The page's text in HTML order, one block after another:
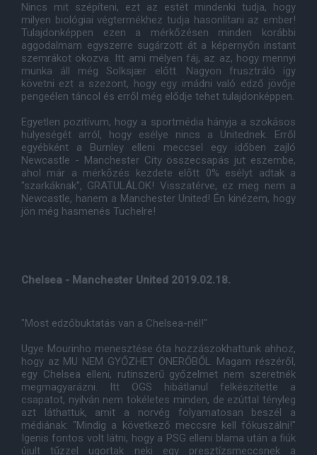
Nincs mit szépíteni, ezt az estét mindenki tudja, hogy
milyen biológiai végtermékhez tudja hasonlítani az ember!
Tulajdonképpen ezen a mérkőzésen minden korábbi
aggodalmam egyszerre sugárzott át a képernyőn instant
szemrákot okozva. Itt ami mélyen fáj, az az, hogy mennyi
munka áll mégSolksjær előtt. Nagyon frusztráló így
követni ezt a szezont, hogy egy imádni való edző jövője
pengeélen táncol és erről még elődje tehet tulajdonképpen.
Egyetlen pozitívum, hogy a sportmédia hányja a szokásos
hülyeségét arról, hogy esélye nincs a Unitednek. Erről
egyébként a Burnley elleni meccsel egy időben zajló
Newcastle - Manchester City összecsapás jut eszembe,
ahol már a mérkőzés kezdete előtt 0% esélyt adtak a
"szarkáknak", GRATULÁLOK! Visszatérve, ez meg nem a
Newcastle, hanem a Manchester United! Én kinézem, hogy
jön még hasmenés Tuchelre!
Chelsea - Manchester United 2019.02.18.
"Most edzőbuktatás van a Chelsea-nél!"
Ugye Mourinho menesztése óta hozzászokhattunk ahhoz,
hogy az MU NEM GYŐZHET ÖNERŐBŐL. Magam részéről,
egy Chelsea elleni, rutinszerű győzelmet nem szeretnék
megmagyarázni. Itt OGS hibátlanul felkészítette a
csapatot, nyilván nem tökéletes minden, de ezúttal tényleg
azt láthattuk, amit a norvég folyamatosan beszél a
médiának: "Mindig a következő meccsre kell fókuszálni!"
Igenis fontos volt látni, hogy a PSG elleni blama után a fiúk
újult tűzzel ugortak neki egy presztízsmeccsnek a